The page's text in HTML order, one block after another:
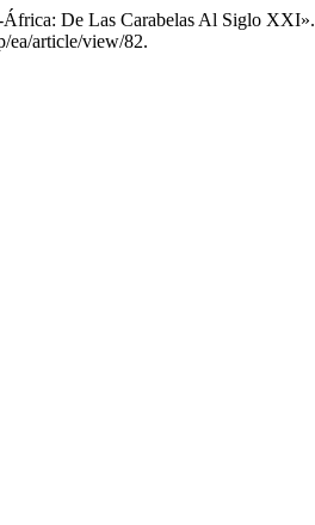
De Las Carabelas Al Siglo XXI».
ea/article/view/82.